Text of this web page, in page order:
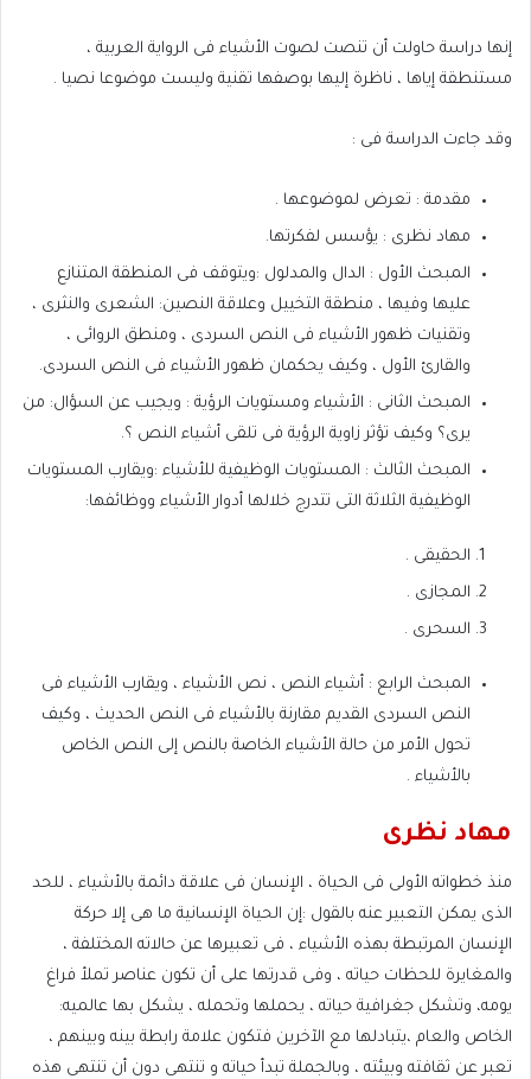
إنها دراسة حاولت أن تنصت لصوت الأشياء فى الرواية العربية ،
مستنطقة إياها ، ناظرة إليها بوصفها تقنية وليست موضوعا نصيا .
وقد جاءت الدراسة فى :
مقدمة : تعرض لموضوعها .
مهاد نظرى : يؤسس لفكرتها.
المبحث الأول : الدال والمدلول :ويتوقف فى المنطقة المتنازع
عليها وفيها ، منطقة التخييل وعلاقة النصين: الشعرى والنثرى ،
وتقنيات ظهور الأشياء فى النص السردى ، ومنطق الروائى ،
والقارئ الأول ، وكيف يحكمان ظهور الأشياء فى النص السردى.
المبحث الثانى : الأشياء ومستويات الرؤية : ويجيب عن السؤال: من
يرى؟ وكيف تؤثر زاوية الرؤية فى تلقى أشياء النص ؟.
المبحث الثالث : المستويات الوظيفية للأشياء :ويقارب المستويات
الوظيفية الثلاثة التى تتدرج خلالها أدوار الأشياء ووظائفها:
الحقيقى .
المجازى .
السحرى .
المبحث الرابع : أشياء النص ، نص الأشياء ، ويقارب الأشياء فى
النص السردى القديم مقارنة بالأشياء فى النص الحديث ، وكيف
تحول الأمر من حالة الأشياء الخاصة بالنص إلى النص الخاص
بالأشياء .
مهاد نظرى
منذ خطواته الأولى فى الحياة ، الإنسان فى علاقة دائمة بالأشياء ، للحد
الذى يمكن التعبير عنه بالقول :إن الحياة الإنسانية ما هى إلا حركة
الإنسان المرتبطة بهذه الأشياء ، فى تعبيرها عن حالاته المختلفة ،
والمغايرة للحظات حياته ، وفى قدرتها على أن تكون عناصر تملأ فراغ
يومه، وتشكل جغرافية حياته ، يحملها وتحمله ، يشكل بها عالميه:
الخاص والعام ،يتبادلها مع الآخرين فتكون علامة رابطة بينه وبينهم ،
تعبر عن ثقافته وبيئته ، وبالجملة تبدأ حياته و تنتهى دون أن تنتهى هذه